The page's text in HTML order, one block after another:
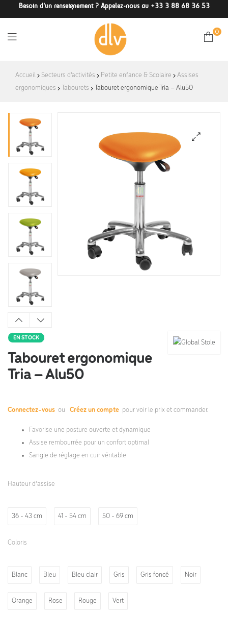
Besoin d'un renseignement ? Appelez-nous au +33 3 88 68 36 53
DLV-
France
0
Accueil Secteurs d'activités Petite enfance & Scolaire
Assises
ergonomiques
Tabourets Tabouret ergonomique Tria – Alu50
EN STOCK
Tabouret ergonomique
Tria – Alu50
Connectez-vous ou Créez un compte pour voir le prix et commander.
Favorise une posture ouverte et dynamique
Assise rembourrée pour un confort optimal
Sangle de réglage en cuir véritable
Hauteur d’assise
36 - 43 cm 41 - 54 cm 50 - 69 cm
Coloris
Blanc Bleu Bleu clair Gris Gris foncé Noir
Orange Rose Rouge Vert